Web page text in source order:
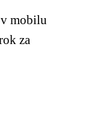
mobilu
za